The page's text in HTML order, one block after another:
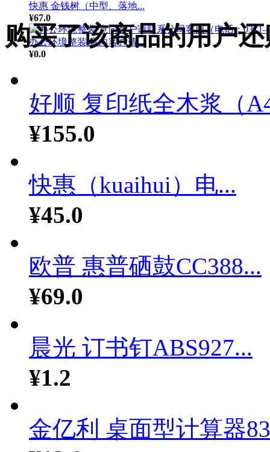
快惠 金钱树（中型、落地...
¥67.0
办公环境整装 意向客户请...
¥0.0
购买了该商品的用户
好顺 复印纸全木浆（
¥155.0
快惠（kuaihui）电...
¥45.0
欧普 惠普硒鼓CC388...
¥69.0
晨光 订书钉ABS927...
¥1.2
金亿利 桌面型计算器